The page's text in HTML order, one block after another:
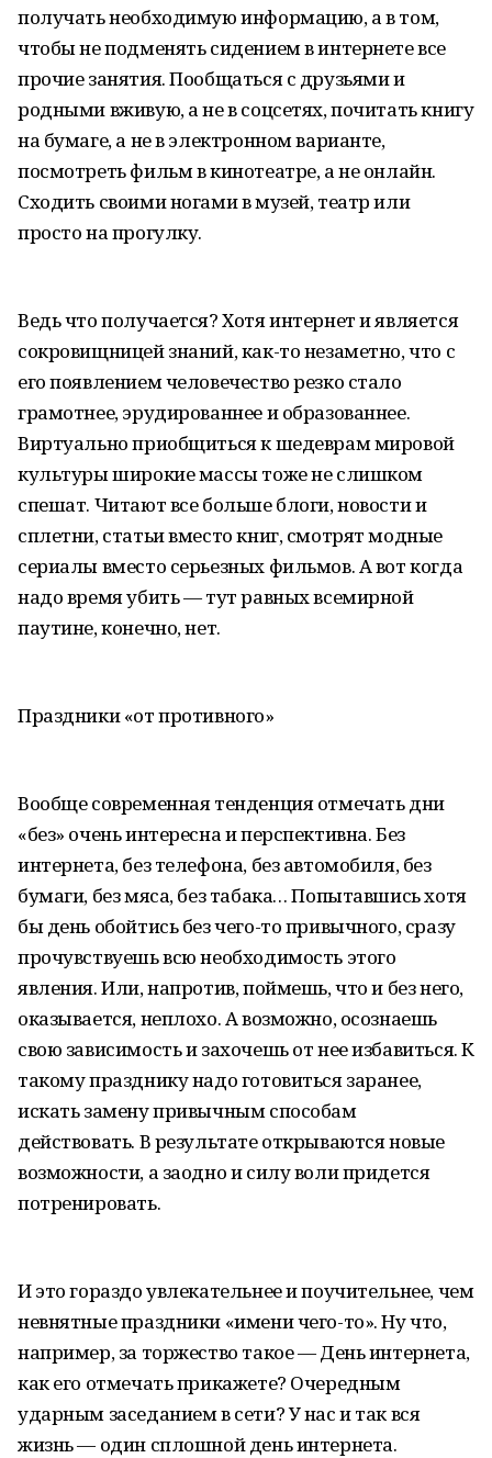
получать необходимую информацию, а в том,
чтобы не подменять сидением в интернете все
прочие занятия. Пообщаться с друзьями и
родными вживую, а не в соцсетях, почитать книгу
на бумаге, а не в электронном варианте,
посмотреть фильм в кинотеатре, а не онлайн.
Сходить своими ногами в музей, театр или
просто на прогулку.
Ведь что получается? Хотя интернет и является
сокровищницей знаний, как-то незаметно, что с
его появлением человечество резко стало
грамотнее, эрудированнее и образованнее.
Виртуально приобщиться к шедеврам мировой
культуры широкие массы тоже не слишком
спешат. Читают все больше блоги, новости и
сплетни, статьи вместо книг, смотрят модные
сериалы вместо серьезных фильмов. А вот когда
надо время убить — тут равных всемирной
паутине, конечно, нет.
Праздники «от противного»
Вообще современная тенденция отмечать дни
«без» очень интересна и перспективна. Без
интернета, без телефона, без автомобиля, без
бумаги, без мяса, без табака… Попытавшись хотя
бы день обойтись без чего-то привычного, сразу
прочувствуешь всю необходимость этого
явления. Или, напротив, поймешь, что и без него,
оказывается, неплохо. А возможно, осознаешь
свою зависимость и захочешь от нее избавиться. К
такому празднику надо готовиться заранее,
искать замену привычным способам
действовать. В результате открываются новые
возможности, а заодно и силу воли придется
потренировать.
И это гораздо увлекательнее и поучительнее, чем
невнятные праздники «имени чего-то». Ну что,
например, за торжество такое — День интернета,
как его отмечать прикажете? Очередным
ударным заседанием в сети? У нас и так вся
жизнь — один сплошной день интернета.